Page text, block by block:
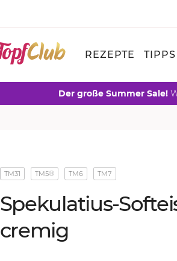
REZEPTE TIPPS
Der große Summer Sale!
TM31 TM5® TM6 TM7
Spe­ku­la­ti­us-
cre­mig